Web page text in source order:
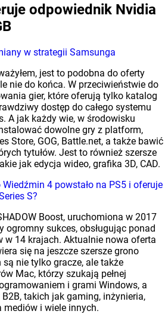
odpowiednik Nvidia
w strategii Samsunga
jest to podobna do oferty
nie do końca. W przeciwieństwie do
gier, które oferują tylko katalog
dostęp do całego systemu
A jak każdy wie, w środowisku
dowolne gry z platform,
Store, GOG, Battle.net, a także bawić
tytułów. Jest to również szersze
jak edycja wideo, grafika 3D, CAD.
Wiedźmin 4 powstało na PS5 i oferuje
S?
Boost, uruchomiona w 2017
ogromny sukces, obsługując ponad
w 14 krajach. Aktualnie nowa oferta
się na jeszcze szersze grono
nie tylko gracze, ale także
Mac, którzy szukają pełnej
i grami Windows, a
takich jak gaming, inżynieria,
mediów i wiele innych.